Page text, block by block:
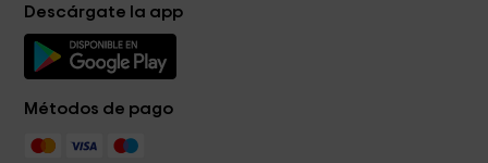
Descárgate la app
Métodos de pago